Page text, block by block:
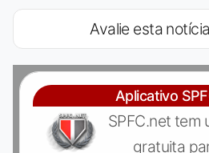
Avalie esta
Aplicativo
SPFC.net tem
gratuita